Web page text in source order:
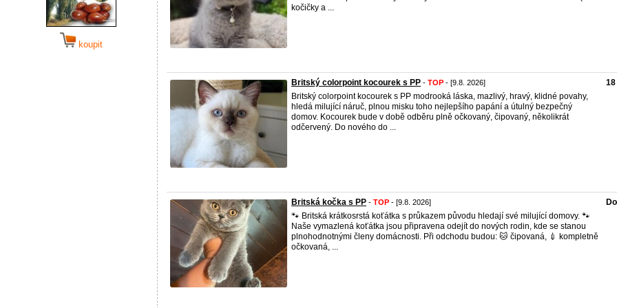
koupit
kočičky a ...
Britský colorpoint kocourek s PP - TOP - [9.8. 2026]
Britský colorpoint kocourek s PP modrooká láska, mazlivý, hravý, klidné povahy,
hledá milující náruč, plnou misku toho nejlepšího papání a útulný bezpečný
domov. Kocourek bude v době odběru plně očkovaný, čipovaný, několikrát
odčervený. Do nového do ...
Britská kočka s PP - TOP - [9.8. 2026]
🐾 Britská krátkosrstá koťátka s průkazem původu hledají své milující domovy. 🐾
Naše vymazlená koťátka jsou připravena odejít do nových rodin, kde se stanou
plnohodnotnými členy domácnosti. Při odchodu budou: 🐱 čipovaná, 💉 kompletně
očkovaná, ...